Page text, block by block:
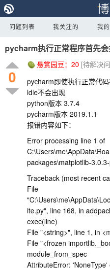
问题列表 我关注的 我
pycharm执行正常程序首先
0
悬赏园豆： 20 [待解决
pycharm即使执行正常代
ldle不会出现
python版本 3.7.4
pycharm版本 2019.1.1
报错内容如下：
Error processing line 1 of
packages\matplotlib-
Traceback (most recent
File
ite.py", line 168, in
exec(line)
File "<string>", line 1, in
File "<frozen
module_from_spec
AttributeError: